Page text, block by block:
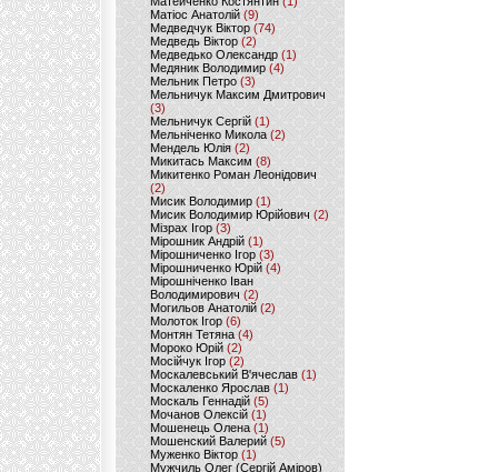
Матіос Анатолій (9)
Медведчук Віктор(74)
Медведь Віктор (2)
Медведько Олександр (1)
Медяник Володимир(4)
Мельник Петро (3)
Мельничук Максим Дмитрович
(3)
Мельничук Сергій (1)
Мельніченко Микола (2)
Мендель Юлія (2)
Микитась Максим (8)
Микитенко Роман Леонідович
(2)
Мисик Володимир (1)
Мисик Володимир Юрійович(2)
Мізрах Ігор(3)
Мірошник Андрій(1)
Мірошниченко Ігор (3)
Мірошниченко Юрій(4)
Мірошніченко Іван
Володимирович (2)
Могильов Анатолій (2)
Молоток Ігор (6)
Монтян Тетяна (4)
Мороко Юрій(2)
Мосійчук Ігор (2)
Москалевський В'ячеслав (1)
Москаленко Ярослав (1)
Москаль Геннадій (5)
Мочанов Олексій(1)
Мошенець Олена(1)
Мошенский Валерий (5)
Муженко Віктор (1)
Мужчиль Олег (Сергій Аміров)